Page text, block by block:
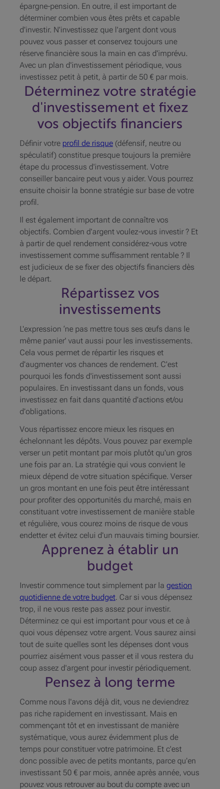
épargne-pension. En outre, il est important de
déterminer combien vous êtes prêts et capable
d'investir. N'investissez que l'argent dont vous
pouvez vous passer et conservez toujours une
réserve financière sous la main en cas d'imprévu.
Avec un plan d'investissement périodique, vous
investissez petit à petit, à partir de 50 € par mois.
Déterminez votre stratégie
d'investissement et fixez
vos objectifs financiers
Définir votre profil de risque (défensif, neutre ou
spéculatif) constitue presque toujours la première
étape du processus d'investissement. Votre
conseiller bancaire peut vous y aider. Vous pourrez
ensuite choisir la bonne stratégie sur base de votre
profil.
Il est également important de connaître vos
objectifs. Combien d'argent voulez-vous investir ? Et
à partir de quel rendement considérez-vous votre
investissement comme suffisamment rentable ? Il
est judicieux de se fixer des objectifs financiers dès
le départ.
Répartissez vos
investissements
L'expression ‘ne pas mettre tous ses œufs dans le
même panier' vaut aussi pour les investissements.
Cela vous permet de répartir les risques et
d'augmenter vos chances de rendement. C'est
pourquoi les fonds d'investissement sont aussi
populaires. En investissant dans un fonds, vous
investissez en fait dans quantité d'actions et/ou
d'obligations.
Vous répartissez encore mieux les risques en
échelonnant les dépôts. Vous pouvez par exemple
verser un petit montant par mois plutôt qu'un gros
une fois par an. La stratégie qui vous convient le
mieux dépend de votre situation spécifique. Verser
un gros montant en une fois peut être intéressant
pour profiter des opportunités du marché, mais en
constituant votre investissement de manière stable
et régulière, vous courez moins de risque de vous
endetter et évitez celui d'un mauvais timing boursier.
Apprenez à établir un
budget
Investir commence tout simplement par la gestion
quotidienne de votre budget. Car si vous dépensez
trop, il ne vous reste pas assez pour investir.
Déterminez ce qui est important pour vous et ce à
quoi vous dépensez votre argent. Vous saurez ainsi
tout de suite quelles sont les dépenses dont vous
pourriez aisément vous passer et il vous restera du
coup assez d'argent pour investir périodiquement.
Pensez à long terme
Comme nous l'avons déjà dit, vous ne deviendrez
pas riche rapidement en investissant. Mais en
commençant tôt et en investissant de manière
systématique, vous aurez évidemment plus de
temps pour constituer votre patrimoine. Et c'est
donc possible avec de petits montants, parce qu'en
investissant 50 € par mois, année après année, vous
pouvez vous retrouver au bout du compte avec un